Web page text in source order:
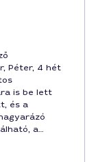
Péter, 4 hét
is be lett
és a
a